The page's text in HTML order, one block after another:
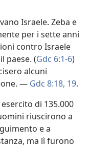
Israele. Zeba e
per i sette anni
contro Israele
paese. (Gdc 6:1-6)
alcuni
— Gdc 8:18, 19.
di 135.000
riuscirono a
e a
ma lì furono